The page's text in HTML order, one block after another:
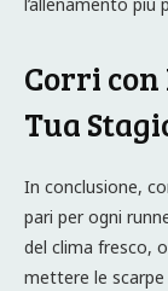
Corri con
Tua
In conclusione,
pari per ogni
del clima fresco,
mettere le scarpe